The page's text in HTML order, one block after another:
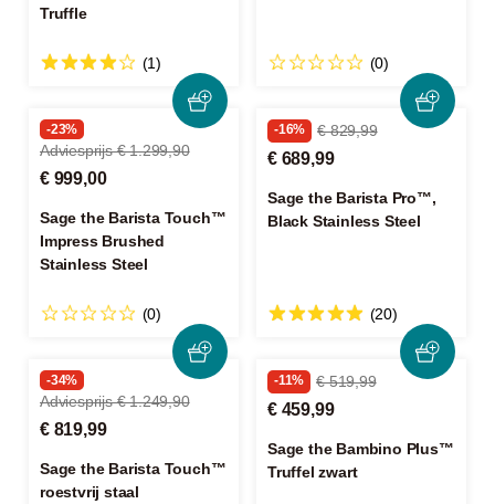
Truffle
(1) (0)
-23%
Adviesprijs € 1.299,90
€ 999,00
Sage the Barista Touch™
Impress Brushed
Stainless Steel
(0)
-16% € 829,99
€ 689,99
Sage the Barista Pro™,
Black Stainless Steel
(20)
-34%
Adviesprijs € 1.249,90
€ 819,99
Sage the Barista Touch™
roestvrij staal
-11% € 519,99
€ 459,99
Sage the Bambino Plus™
Truffel zwart